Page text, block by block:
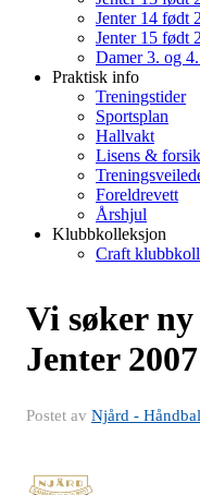
Jenter 14 født
Jenter 15 født
Damer 3. og
Praktisk info
Treningstider
Sportsplan
Hallvakt
Lisens &
Foreldrevett
Årshjul
Klubbkolleksjon
Craft
Vi søker
Jenter
Postet av Njård -